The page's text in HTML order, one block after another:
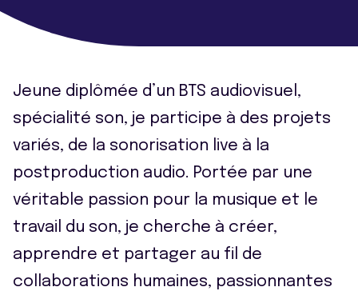
Jeune diplômée d’un BTS audiovisuel,
spécialité son, je participe à des projets
variés, de la sonorisation live à la
postproduction audio. Portée par une
véritable passion pour la musique et le
travail du son, je cherche à créer,
apprendre et partager au fil de
collaborations humaines, passionnantes